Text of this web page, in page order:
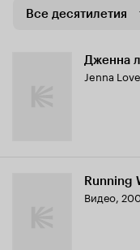
Все десятилетия
Дженна
Jenna
Running
Видео,